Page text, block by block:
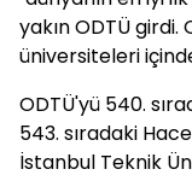
yakın ODTÜ girdi.
üniversiteleri
ODTÜ'yü 540.
543. sıradaki
İstanbul Teknik